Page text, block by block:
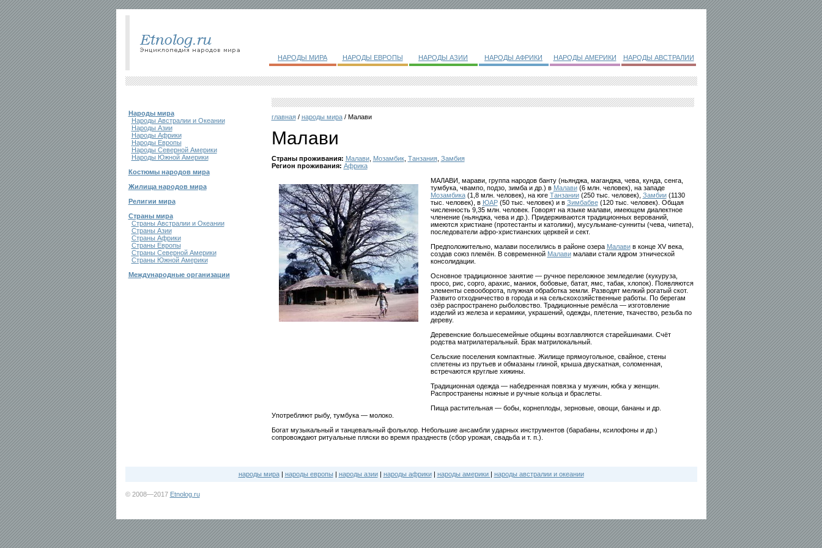
НАРОДЫ МИРА НАРОДЫ ЕВРОПЫ НАРОДЫ АЗИИ НАРОДЫ АФРИКИ НАРОДЫ АМЕРИКИ НАРОДЫ АВСТРАЛИИ
Народы мира
Народы Австралии и Океании
Народы Азии
Народы Африки
Народы Европы
Народы Северной Америки
Народы Южной Америки
Костюмы народов мира
Жилища народов мира
Религии мира
Страны мира
Страны Австралии и Океании
Страны Азии
Страны Африки
Страны Европы
Страны Северной Америки
Страны Южной Америки
Международные организации
главная/ народы мира/ Малави
Малави
Страны проживания: Малави, Мозамбик, Танзания, Замбия
Регион проживания: Африка
МАЛАВИ, марави, группа народов банту (ньянджа, маганджа, чева, кунда, сенга,
тумбука, чвампо, подзо, зимба и др.) в Малави(6 млн. человек), на западе
Мозамбика(1,8 млн. человек), на юге Танзании(250 тыс. человек), Замбии(1130
тыс. человек), в ЮАР(50 тыс. человек) и в Зимбабве(120 тыс. человек). Общая
численность 9,35 млн. человек. Говорят на языке малави, имеющем диалектное
членение (ньянджа, чева и др.). Придерживаются традиционных верований,
имеются христиане (протестанты и католики), мусульмане-сунниты (чева, чипета),
последователи афро-христианских церквей и сект.
Предположительно, малави поселились в районе озера Малавив конце XV века,
создав союз племён. В современной Малавималави стали ядром этнической
консолидации.
Основное традиционное занятие — ручное переложное земледелие (кукуруза,
просо, рис, сорго, арахис, маниок, бобовые, батат, ямс, табак, хлопок). Появляются
элементы севооборота, плужная обработка земли. Разводят мелкий рогатый скот.
Развито отходничество в города и на сельскохозяйственные работы. По берегам
озёр распространено рыболовство. Традиционные ремёсла — изготовление
изделий из железа и керамики, украшений, одежды, плетение, ткачество, резьба по
дереву.
Деревенские большесемейные общины возглавляются старейшинами. Счёт
родства матрилатеральный. Брак матрилокальный.
Сельские поселения компактные. Жилище прямоугольное, свайное, стены
сплетены из прутьев и обмазаны глиной, крыша двускатная, соломенная,
встречаются круглые хижины.
Традиционная одежда — набедренная повязка у мужчин, юбка у женщин.
Распространены ножные и ручные кольца и браслеты.
Пища растительная — бобы, корнеплоды, зерновые, овощи, бананы и др.
Употребляют рыбу, тумбука — молоко.
Богат музыкальный и танцевальный фольклор. Небольшие ансамбли ударных инструментов (барабаны, ксилофоны и др.)
сопровождают ритуальные пляски во время празднеств (сбор урожая, свадьба и т. п.).
народы мира| народы европы | народы азии| народы африки| народы америки | народы австралии и океании
© 2008—2017 Etnolog.ru